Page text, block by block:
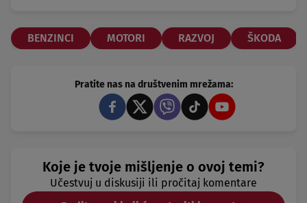
BENZINCI MOTORI RAZVOJ ŠKODA
Pratite nas na društvenim mrežama:
Koje je tvoje mišljenje o ovoj temi?
Učestvuj u diskusiji ili pročitaj komentare